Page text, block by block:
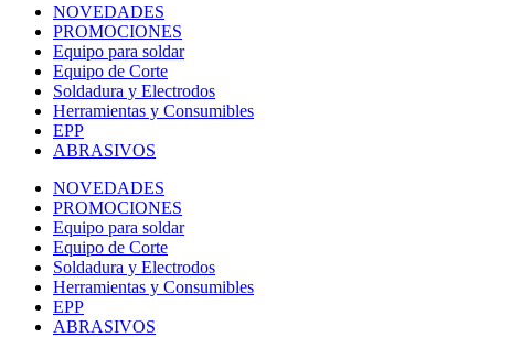
NOVEDADES
PROMOCIONES
Equipo para soldar
Equipo de Corte
Soldadura y Electrodos
Herramientas y Consumibles
EPP
ABRASIVOS
NOVEDADES
PROMOCIONES
Equipo para soldar
Equipo de Corte
Soldadura y Electrodos
Herramientas y Consumibles
EPP
ABRASIVOS